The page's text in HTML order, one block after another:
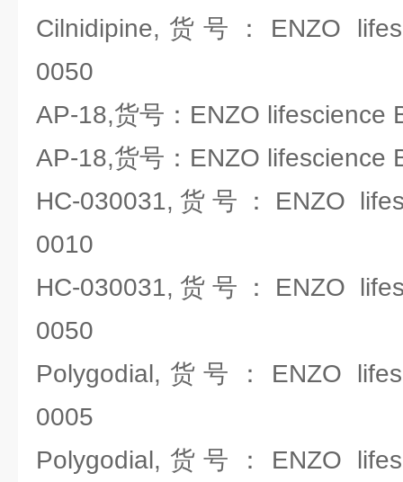
Cilnidipine,货号：ENZO
0050
AP-18,货号：ENZO lifescience
AP-18,货号：ENZO lifescience
HC-030031,货号：ENZO
0010
HC-030031,货号：ENZO
0050
Polygodial,货号：ENZO
0005
Polygodial,货号：ENZO